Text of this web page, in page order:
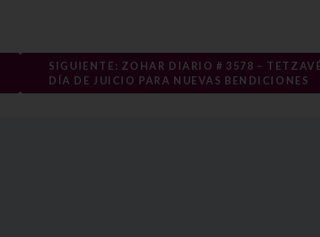
SIGUIENTE: ZOHAR DIARIO # 3578 –
DÍA DE JUICIO PARA NUEVAS BENDICIONES